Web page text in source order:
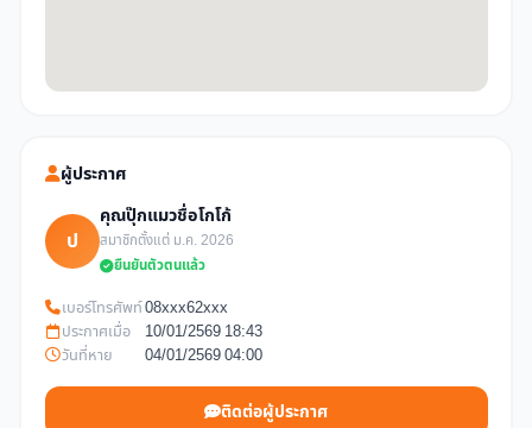
ผู้ประกาศ
ป
คุณปุ๊กแมวชื่อโกโก้
สมาชิกตั้งแต่ ม.ค. 2026
ยืนยันตัวตนแล้ว
เบอร์โทรศัพท์08xxx62xxx
ประกาศเมื่อ
10/01/2569 18:43
วันที่หาย
04/01/2569 04:00
ติดต่อผู้ประกาศ